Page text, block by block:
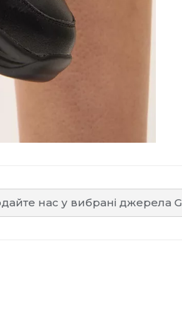
нас у вибрані джерела